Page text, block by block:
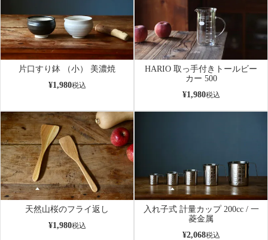
片口すり鉢 （小） 美濃焼
¥1,980税込
HARIO 取っ手付きトールビー
カー 500
¥1,980税込
天然山桜のフライ返し
¥1,980税込
入れ子式 計量カップ 200cc / 一
菱金属
¥2,068税込